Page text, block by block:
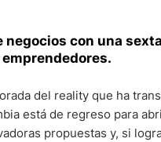
negocios con una sexta
del reality que ha
está de regreso para
propuestas y, si